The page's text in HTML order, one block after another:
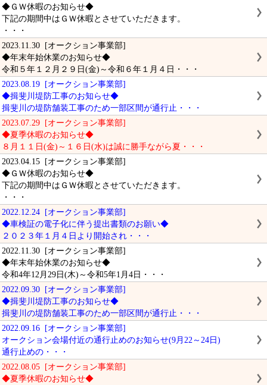
◆ＧＷ休暇のお知らせ◆
下記の期間中はＧＷ休暇とさせていただきます。
・・・
2023.11.30 [オークション事業部]
◆年末年始休業のお知らせ◆
令和５年１２月２９日(金)～令和６年１月４日・・・
2023.08.19 [オークション事業部]
◆揖斐川堤防工事のお知らせ◆
揖斐川の堤防舗装工事のため一部区間が通行止・・・
2023.07.29 [オークション事業部]
◆夏季休暇のお知らせ◆
８月１１日(金)～１６日(水)は誠に勝手ながら夏・・・
2023.04.15 [オークション事業部]
◆ＧＷ休暇のお知らせ◆
下記の期間中はＧＷ休暇とさせていただきます。
・・・
2022.12.24 [オークション事業部]
◆車検証の電子化に伴う提出書類のお願い◆
２０２３年１月４日より開始され・・・
2022.11.30 [オークション事業部]
◆年末年始休業のお知らせ◆
令和4年12月29日(木)～令和5年1月4日・・・
2022.09.30 [オークション事業部]
◆揖斐川堤防工事のお知らせ◆
揖斐川の堤防舗装工事のため一部区間が通行止・・・
2022.09.16 [オークション事業部]
オークション会場付近の通行止めのお知らせ(9月22～24日)
通行止めの・・・
2022.08.05 [オークション事業部]
◆夏季休暇のお知らせ◆